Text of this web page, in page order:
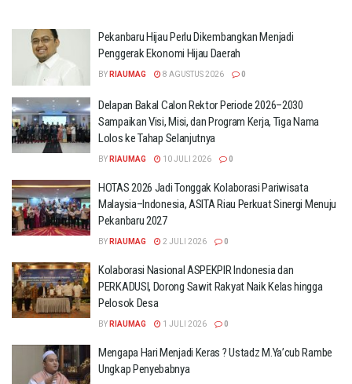
Pekanbaru Hijau Perlu Dikembangkan Menjadi
Penggerak Ekonomi Hijau Daerah
BY RIAUMAG 8 AGUSTUS 2026 0
Delapan Bakal Calon Rektor Periode 2026–2030
Sampaikan Visi, Misi, dan Program Kerja, Tiga Nama
Lolos ke Tahap Selanjutnya
BY RIAUMAG 10 JULI 2026 0
HOTAS 2026 Jadi Tonggak Kolaborasi Pariwisata
Malaysia–Indonesia, ASITA Riau Perkuat Sinergi Menuju
Pekanbaru 2027
BY RIAUMAG 2 JULI 2026 0
Kolaborasi Nasional ASPEKPIR Indonesia dan
PERKADUSI, Dorong Sawit Rakyat Naik Kelas hingga
Pelosok Desa
BY RIAUMAG 1 JULI 2026 0
Mengapa Hari Menjadi Keras ? Ustadz M.Ya’cub Rambe
Ungkap Penyebabnya